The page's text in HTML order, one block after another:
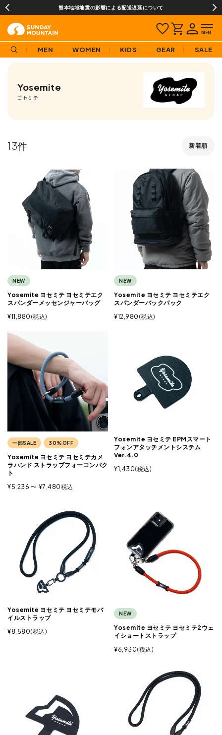
熊本地域地震の影響による配送遅延について
MEN WOMEN KIDS GEAR SALE
Yosemite
ヨセミテ
新着順
13
NEW
Yosemite ヨセミテ ヨセミテエク
スパンダーメッセンジャーバッグ
¥11,880 税込
NEW
Yosemite ヨセミテ ヨセミテエク
スパンダーバックパック
¥12,980 税込
一部SALE 30%OFF
Yosemite ヨセミテ ヨセミテカメ
ラハンド ストラップフォーコンパク
ト
¥5,236 〜 ¥7,480税込
Yosemite ヨセミテ EPMスマート
フォンアタッチメントシステム
Ver.4.0
¥1,430 税込
Yosemite ヨセミテ ヨセミテモバ
イルストラップ
¥8,580 税込
NEW
Yosemite ヨセミテ ヨセミテ2ウェ
イショートストラップ
¥6,930 税込